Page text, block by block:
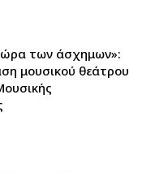
των άσχημων»:
μουσικού θεάτρου